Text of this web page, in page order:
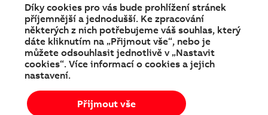
facebookinstagramLinkedintwitteryoutube
© Copyright 2026 ABB Podmínky používání
Díky cookies pro vás bude prohlížení stránek
příjemnější a jednodušší. Ke zpracování
některých z nich potřebujeme váš souhlas, který
dáte kliknutím na „Přijmout vše“, nebo je
můžete odsouhlasit jednotlivě v „Nastavit
cookies“. Více informací o cookies a jejich
nastavení.
Přijmout vše